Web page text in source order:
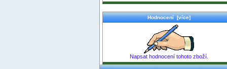
Hodnocení [více]
Napsat hodnocení tohoto zboží.